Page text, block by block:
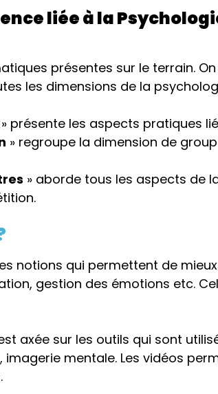
liée à la
présentes sur le terrain.
les dimensions de la
» présente les aspects pratiques
» regroupe la dimension de
» aborde tous les aspects de
notions qui permettent de
gestion des émotions etc.
axée sur les outils qui sont
mentale. Les vidéos